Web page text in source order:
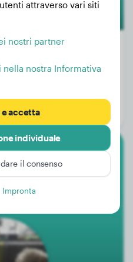
Grande
attraverso vari siti
nostri partner
nostra Informativa
accetta
individuale
il consenso
Impronta